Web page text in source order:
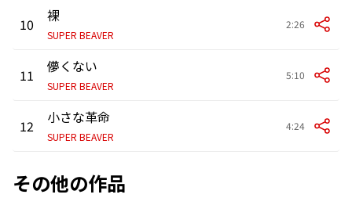
10 裸
SUPER BEAVER
2:26
11 儚くない
SUPER BEAVER
5:10
12 小さな革命
SUPER BEAVER
4:24
その他の作品